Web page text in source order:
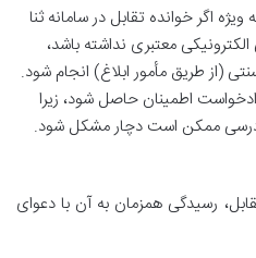
ویژه اگر خوانده تقابل در سامانه ثنا
معتبری نداشته باشد،
(از طریق مأمور ابلاغ) انجام شود.
اطمینان حاصل شود، زیرا
ممکن است دچار مشکل شود.
رسیدگی همزمان به آن با دعوای